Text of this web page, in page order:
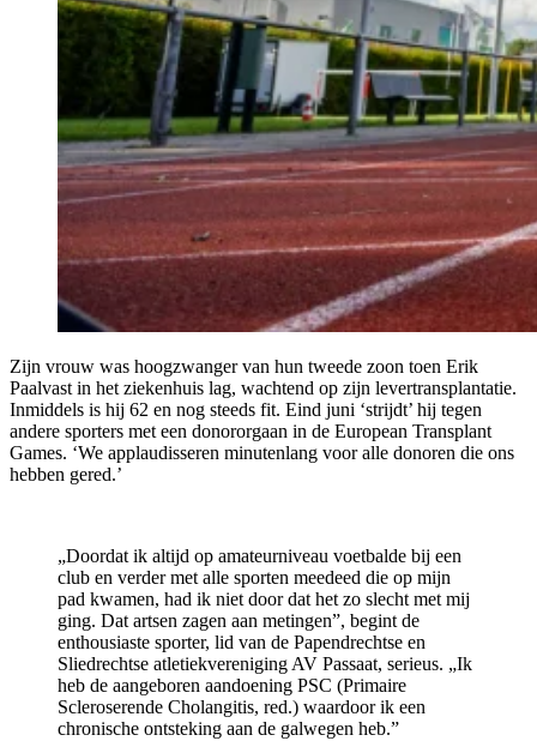
Zijn vrouw was hoogzwanger van hun tweede zoon toen Erik
Paalvast in het ziekenhuis lag, wachtend op zijn levertransplantatie.
Inmiddels is hij 62 en nog steeds fit. Eind juni ‘strijdt’ hij tegen
andere sporters met een donororgaan in de European Transplant
Games. ‘We applaudisseren minutenlang voor alle donoren die ons
hebben gered.’
„Doordat ik altijd op amateurniveau voetbalde bij een
club en verder met alle sporten meedeed die op mijn
pad kwamen, had ik niet door dat het zo slecht met mij
ging. Dat artsen zagen aan metingen”, begint de
enthousiaste sporter, lid van de Papendrechtse en
Sliedrechtse atletiekvereniging AV Passaat, serieus. „Ik
heb de aangeboren aandoening PSC (Primaire
Scleroserende Cholangitis, red.) waardoor ik een
chronische ontsteking aan de galwegen heb.”